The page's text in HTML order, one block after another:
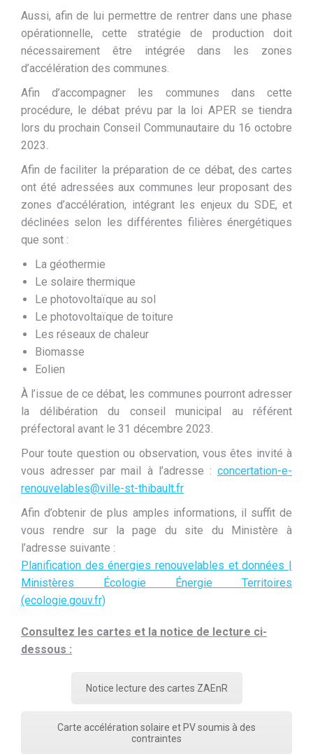
Aussi, afin de lui permettre de rentrer dans une phase
opérationnelle, cette stratégie de production doit
nécessairement être intégrée dans les zones
d’accélération des communes.
Afin d’accompagner les communes dans cette
procédure, le débat prévu par la loi APER se tiendra
lors du prochain Conseil Communautaire du 16 octobre
2023.
Afin de faciliter la préparation de ce débat, des cartes
ont été adressées aux communes leur proposant des
zones d’accélération, intégrant les enjeux du SDE, et
déclinées selon les différentes filières énergétiques
que sont :
La géothermie
Le solaire thermique
Le photovoltaïque au sol
Le photovoltaïque de toiture
Les réseaux de chaleur
Biomasse
Eolien
À l’issue de ce débat, les communes pourront adresser
la délibération du conseil municipal au référent
préfectoral avant le 31 décembre 2023.
Pour toute question ou observation, vous êtes invité à
vous adresser par mail à l’adresse : concertation-e-
renouvelables@ville-st-thibault.fr
Afin d’obtenir de plus amples informations, il suffit de
vous rendre sur la page du site du Ministère à
l’adresse suivante :
Planification des énergies renouvelables et données |
Ministères Écologie Énergie Territoires
(ecologie.gouv.fr)
Consultez les cartes et la notice de lecture ci-
dessous :
Notice lecture des cartes ZAEnR
Carte accélération solaire et PV soumis à des
contraintes